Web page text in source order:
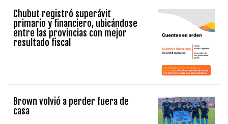
Chubut registró superávit
primario y financiero, ubicándose
entre las provincias con mejor
resultado fiscal
Brown volvió a perder fuera de
casa